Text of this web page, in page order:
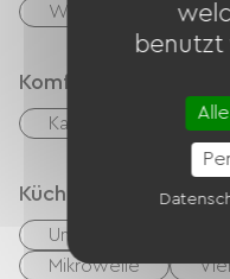
Wohnzimmer /
Komfort
Kamin
Küche
Unabhängige Küche
Mikrowelle
benutzt